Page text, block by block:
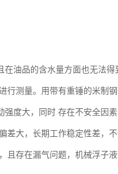
油品的含水量方面也无法
行测量。用带有重锤的米制
度大，同时 存在不安全因
差大，长期工作稳定性差，
且存在漏气问题，机械浮子